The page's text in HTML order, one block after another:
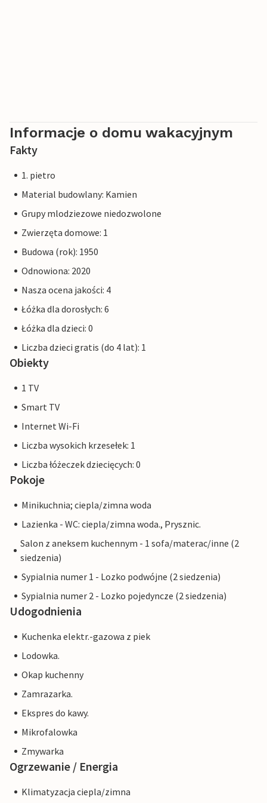
Informacje o domu wakacyjnym
Fakty
1. pietro
Material budowlany: Kamien
Grupy mlodziezowe niedozwolone
Zwierzęta domowe: 1
Budowa (rok): 1950
Odnowiona: 2020
Nasza ocena jakości: 4
Łóżka dla dorosłych: 6
Łóżka dla dzieci: 0
Liczba dzieci gratis (do 4 lat): 1
Obiekty
1 TV
Smart TV
Internet Wi-Fi
Liczba wysokich krzesełek: 1
Liczba łóżeczek dziecięcych: 0
Pokoje
Minikuchnia; ciepla/zimna woda
Lazienka - WC: ciepla/zimna woda., Prysznic.
Salon z aneksem kuchennym - 1 sofa/materac/inne (2
siedzenia)
Sypialnia numer 1 - Lozko podwójne (2 siedzenia)
Sypialnia numer 2 - Lozko pojedyncze (2 siedzenia)
Udogodnienia
Kuchenka elektr.-gazowa z piek
Lodowka.
Okap kuchenny
Zamrazarka.
Ekspres do kawy.
Mikrofalowka
Zmywarka
Ogrzewanie / Energia
Klimatyzacja ciepla/zimna